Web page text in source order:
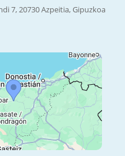
7, 20730 Azpeitia, Gipuzkoa